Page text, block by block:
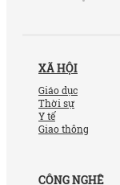
XÃ HỘI
Giáo dục
Thời sự
Y tế
Giao thông
CÔNG NGHỆ